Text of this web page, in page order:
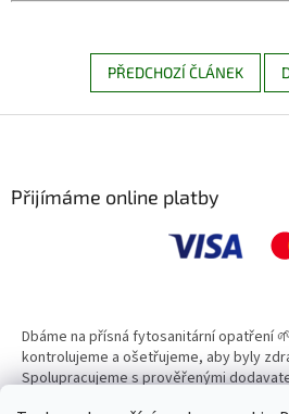
PŘEDCHOZÍ ČLÁNEK
Přijímáme online platby
Dbáme na přísná fytosanitární opatření
kontrolujeme a ošetřujeme, aby byly
Spolupracujeme s prověřenými